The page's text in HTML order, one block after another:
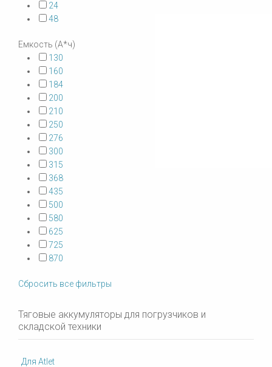
24
48
Емкость (А*ч)
130
160
184
200
210
250
276
300
315
368
435
500
580
625
725
870
Сбросить все фильтры
Тяговые аккумуляторы для погрузчиков и
складской техники
Для Atlet